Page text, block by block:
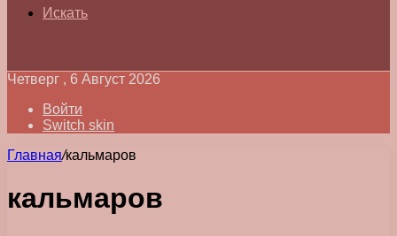
Искать
Четверг , 6 Август 2026
Войти
Switch skin
Главная/кальмаров
кальмаров